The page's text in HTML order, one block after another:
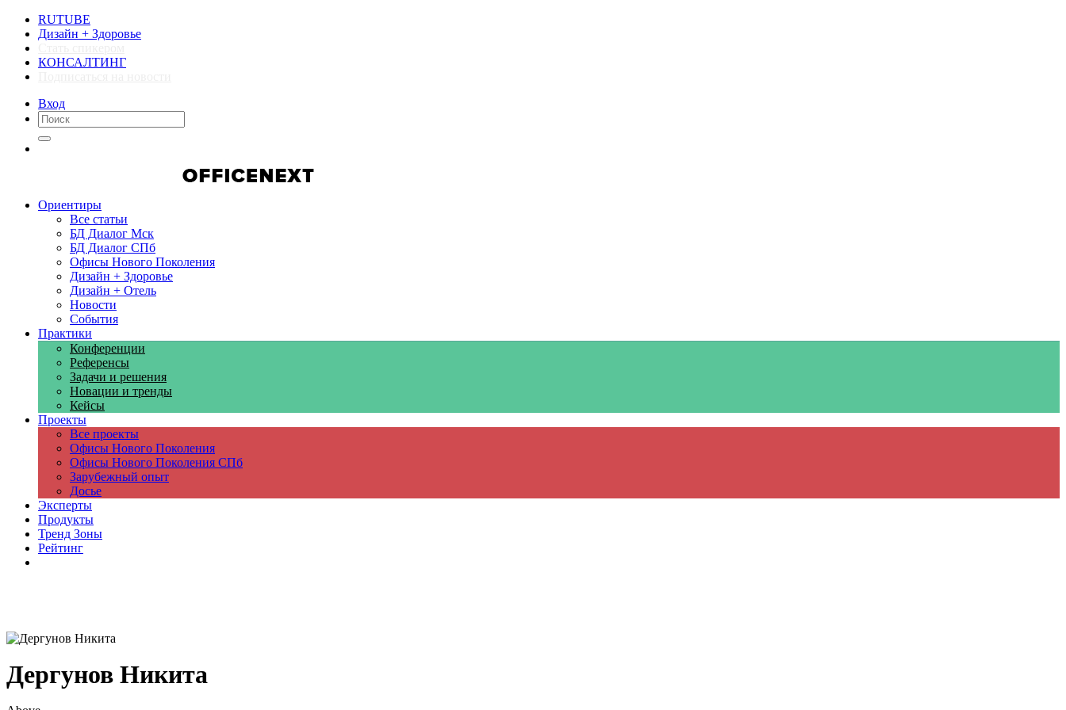
RUTUBE
Дизайн + Здоровье
КОНСАЛТИНГ
Вход
Ориентиры
Все статьи
БД Диалог Мск
БД Диалог СПб
Офисы Нового Поколения
Дизайн + Здоровье
Дизайн + Отель
Новости
События
Практики
Конференции
Референсы
Задачи и решения
Новации и тренды
Кейсы
Проекты
Все проекты
Офисы Нового Поколения
Офисы Нового Поколения СПб
Зарубежный опыт
Досье
Эксперты
Продукты
Тренд Зоны
Рейтинг
Дергунов Никита